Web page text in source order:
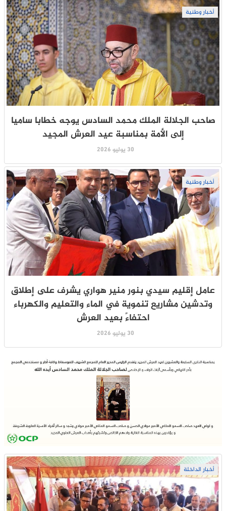
أخبار وطنية
صاحب الجلالة الملك محمد السادس يوجه خطابا ساميا
إلى الأمة بمناسبة عيد العرش المجيد
30 يوليو 2026
أخبار وطنية
عامل إقليم سيدي بنور منير هواري يشرف على إطلاق
وتدشين مشاريع تنموية في الماء والتعليم والكهرباء
احتفاءً بعيد العرش
30 يوليو 2026
أخبار الداخلة